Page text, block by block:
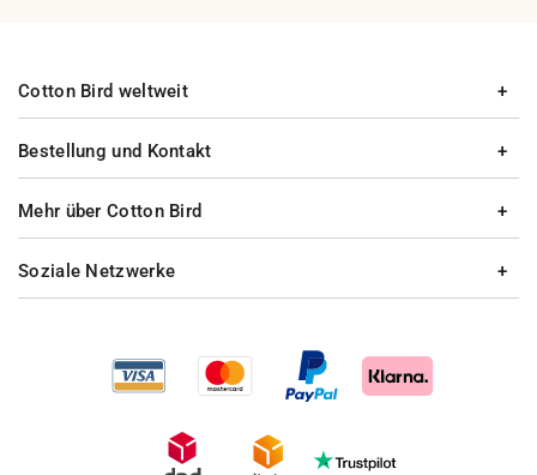
Bestellung und Kontakt
Mehr über Cotton Bird
Cotton Bird weltweit
Soziale Netzwerke